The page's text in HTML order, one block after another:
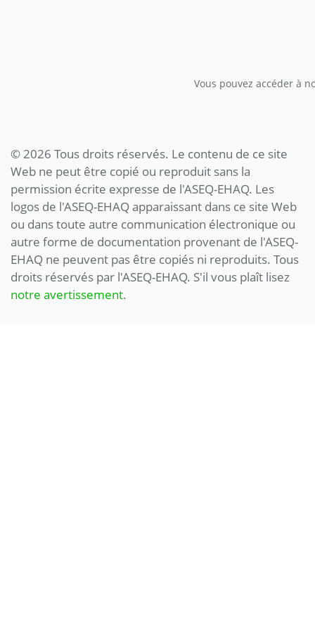
Vous pouvez accéder à
© 2026 Tous droits réservés. Le contenu de ce site
Web ne peut être copié ou reproduit sans la
permission écrite expresse de l'ASEQ-EHAQ. Les
logos de l'ASEQ-EHAQ apparaissant dans ce site Web
ou dans toute autre communication électronique ou
autre forme de documentation provenant de l'ASEQ-
EHAQ ne peuvent pas être copiés ni reproduits. Tous
droits réservés par l'ASEQ-EHAQ. S'il vous plaît lisez
notre avertissement.